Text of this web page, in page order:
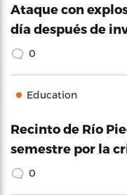
Ataque con
día después de
0
Education
Recinto de Río
semestre por la
0